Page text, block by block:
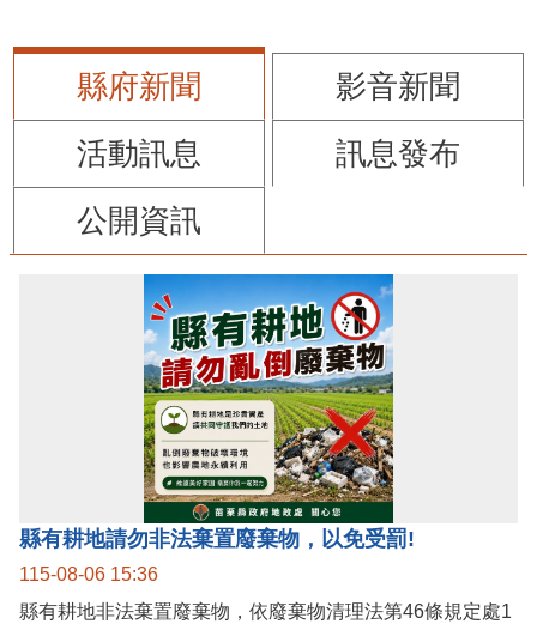
縣府新聞
影音新聞
活動訊息
訊息發布
公開資訊
縣有耕地請勿非法棄置廢棄物，以免受罰!
115-08-06 15:36
縣有耕地非法棄置廢棄物，依廢棄物清理法第46條規定處1